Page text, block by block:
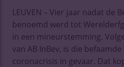
LEUVEN – Vier jaar nadat de
benoemd werd tot
in een mineurstemming.
van AB InBev, is die
coronacrisis in gevaar. Dat